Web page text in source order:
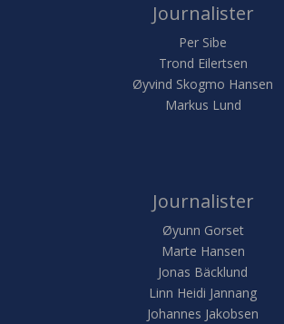
Journalister
Per Sibe
Trond Eilertsen
Øyvind Skogmo Hansen
Markus Lund
Journalister
Øyunn Gorset
Marte Hansen
Jonas Bäcklund
Linn Heidi Jannang
Johannes Jakobsen